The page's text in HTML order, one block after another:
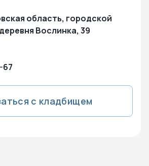
область, городской
Вослинка, 39
67
с кладбищем